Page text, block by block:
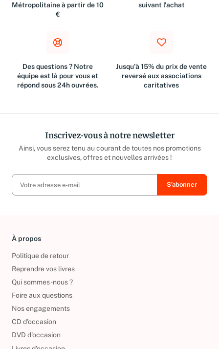
Métropolitaine à partir de 10
€
suivant l'achat
Des questions ? Notre
équipe est là pour vous et
répond sous 24h ouvrées.
Jusqu'à 15% du prix de vente
reversé aux associations
caritatives
Inscrivez-vous à notre newsletter
Ainsi, vous serez tenu au courant de toutes nos promotions
exclusives, offres et nouvelles arrivées !
À propos
Politique de retour
Reprendre vos livres
Qui sommes-nous ?
Foire aux questions
Nos engagements
CD d'occasion
DVD d'occasion